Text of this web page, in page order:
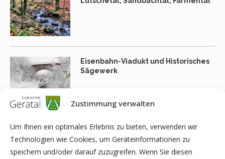
Zustimmung verwalten
Um Ihnen ein optimales Erlebnis zu bieten, verwenden wir
Technologien wie Cookies, um Geräteinformationen zu
speichern und/oder darauf zuzugreifen. Wenn Sie diesen
Eisenbahn-Viadukt und Historisches
Sägewerk
Müllersgrund